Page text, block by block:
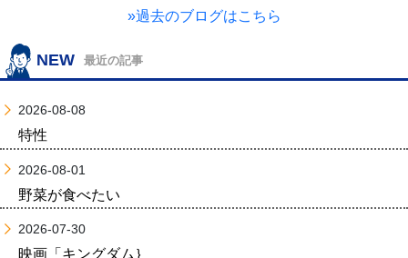
»過去のブログはこちら
NEW 最近の記事
2026-08-08
特性
2026-08-01
野菜が食べたい
2026-07-30
映画「キングダム｝